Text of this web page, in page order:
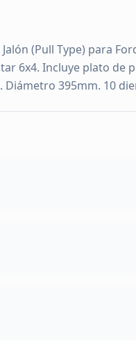
(Pull Type) para
6x4. Incluye plato de
395mm. 10